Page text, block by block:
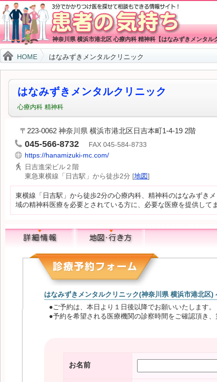
神奈川県 横浜市港北区 心療内科 精神科【はなみずきメンタル
HOME はなみずきメンタルクリニック
はなみずきメンタルクリニック
心療内科 精神科
〒223-0062 神奈川県 横浜市港北区日吉本町1-4-19 2階
045-566-8732
FAX 045-584-8733
https://hanamizuki-mc.com/
日吉進栄ビル２階
東急東横線「日吉駅」から徒歩2分 [地図]
東横線「日吉駅」から徒歩2分の心療内科、精神科のはなみずき
域の精神科医療を必要とされている方に、必要な医療を提供して
はなみずきメンタルクリニック(神奈川県 横浜市港北区)
●ご予約は、本日より１日後以降でお願いいたします
●予約を希望される医療機関の診察時間をご確認頂き
お名前